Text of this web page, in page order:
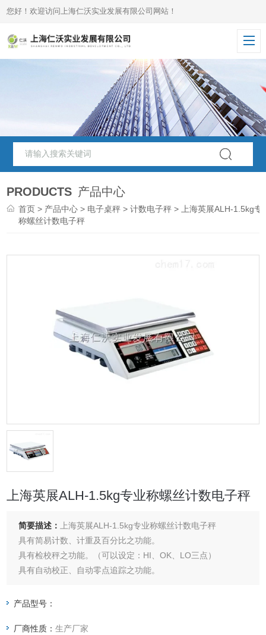
您好！欢迎访问上海仁沃实业发展有限公司网站！
PRODUCTS 产品中心
首页 > 产品中心 > 电子桌秤 >计数电子秤 > 上海英展ALH-1.5kg专
称螺丝计数电子秤
上海英展ALH-1.5kg专业称螺丝计数电子秤
简要描述：
上海英展ALH-1.5kg专业称螺丝计数电子秤
具有简易计数、计重及百分比之功能。
具有检校秤之功能。（可以设定：HI、OK、LO三点）
具有自动校正、自动零点追踪之功能。
大液晶6位LCD（40mm）显示清晰易读，具有EL背光功能。
产品型号：
厂商性质：生产厂家